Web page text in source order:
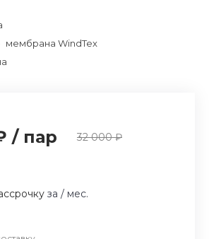
мембрана WindTex
/ пар 32 000 ₽
за / мес.